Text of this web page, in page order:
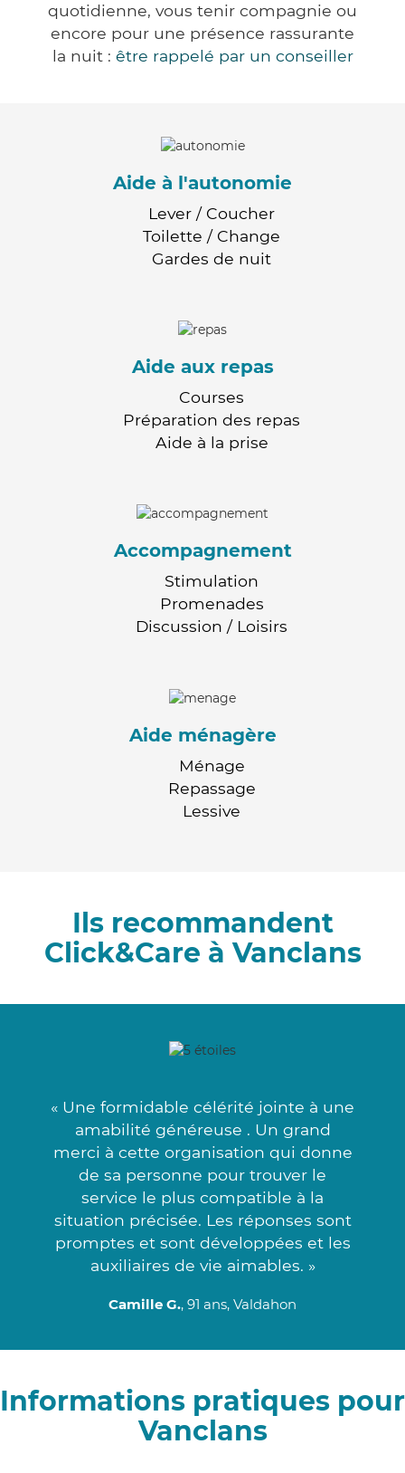
quotidienne, vous tenir compagnie ou
encore pour une présence rassurante
la nuit : être rappelé par un conseiller
Aide à l'autonomie
Lever / Coucher
Toilette / Change
Gardes de nuit
Aide aux repas
Courses
Préparation des repas
Aide à la prise
Accompagnement
Stimulation
Promenades
Discussion / Loisirs
Aide ménagère
Ménage
Repassage
Lessive
Ils recommandent
Click&Care à Vanclans
« Une formidable célérité jointe à une
amabilité généreuse . Un grand
merci à cette organisation qui donne
de sa personne pour trouver le
service le plus compatible à la
situation précisée. Les réponses sont
promptes et sont développées et les
auxiliaires de vie aimables. »
Camille G., 91 ans, Valdahon
Informations pratiques pour
Vanclans